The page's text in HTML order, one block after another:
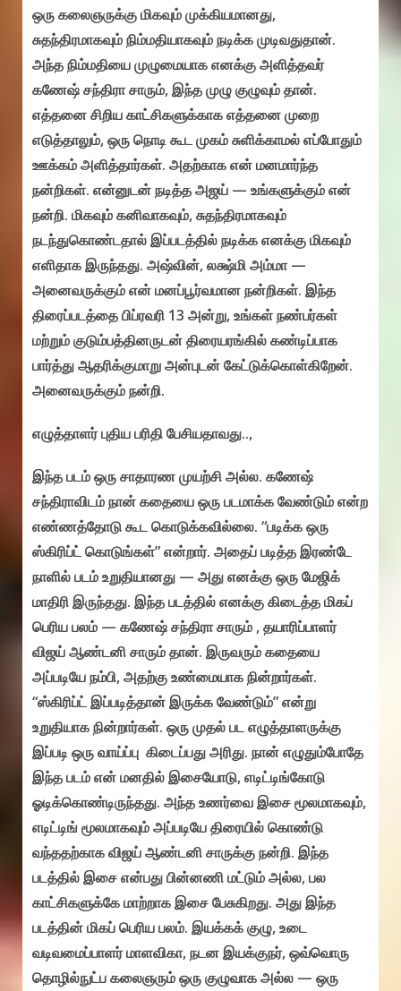
ஒரு கலைஞருக்கு மிகவும் முக்கியமானது,
சுதந்திரமாகவும் நிம்மதியாகவும் நடிக்க முடிவதுதான்.
அந்த நிம்மதியை முழுமையாக எனக்கு அளித்தவர்
கணேஷ் சந்திரா சாரும், இந்த முழு குழுவும் தான்.
எத்தனை சிறிய காட்சிகளுக்காக எத்தனை முறை
எடுத்தாலும், ஒரு நொடி கூட முகம் சுளிக்காமல் எப்போதும்
ஊக்கம் அளித்தார்கள். அதற்காக என் மனமார்ந்த
நன்றிகள். என்னுடன் நடித்த அஜய் — உங்களுக்கும் என்
நன்றி. மிகவும் கனிவாகவும், சுதந்திரமாகவும்
நடந்துகொண்டதால் இப்படத்தில் நடிக்க எனக்கு மிகவும்
எளிதாக இருந்தது. அஷ்வின், லக்ஷ்மி அம்மா —
அனைவருக்கும் என் மனப்பூர்வமான நன்றிகள். இந்த
திரைப்படத்தை பிப்ரவரி 13 அன்று, உங்கள் நண்பர்கள்
மற்றும் குடும்பத்தினருடன் திரையரங்கில் கண்டிப்பாக
பார்த்து ஆதரிக்குமாறு அன்புடன் கேட்டுக்கொள்கிறேன்.
அனைவருக்கும் நன்றி.
எழுத்தாளர் புதிய பரிதி பேசியதாவது..,
இந்த படம் ஒரு சாதாரண முயற்சி அல்ல. கணேஷ்
சந்திராவிடம் நான் கதையை ஒரு படமாக்க வேண்டும் என்ற
எண்ணத்தோடு கூட கொடுக்கவில்லை. “படிக்க ஒரு
ஸ்கிரிப்ட் கொடுங்கள்” என்றார். அதைப் படித்த இரண்டே
நாளில் படம் உறுதியானது — அது எனக்கு ஒரு மேஜிக்
மாதிரி இருந்தது. இந்த படத்தில் எனக்கு கிடைத்த மிகப்
பெரிய பலம் — கணேஷ் சந்திரா சாரும் , தயாரிப்பாளர்
விஜய் ஆண்டனி சாரும் தான். இருவரும் கதையை
அப்படியே நம்பி, அதற்கு உண்மையாக நின்றார்கள்.
“ஸ்கிரிப்ட் இப்படித்தான் இருக்க வேண்டும்” என்று
உறுதியாக நின்றார்கள். ஒரு முதல் பட எழுத்தாளருக்கு
இப்படி ஒரு வாய்ப்பு கிடைப்பது அரிது. நான் எழுதும்போதே
இந்த படம் என் மனதில் இசையோடு, எடிட்டிங்கோடு
ஓடிக்கொண்டிருந்தது. அந்த உணர்வை இசை மூலமாகவும்,
எடிட்டிங் மூலமாகவும் அப்படியே திரையில் கொண்டு
வந்ததற்காக விஜய் ஆண்டனி சாருக்கு நன்றி. இந்த
படத்தில் இசை என்பது பின்னணி மட்டும் அல்ல, பல
காட்சிகளுக்கே மாற்றாக இசை பேசுகிறது. அது இந்த
படத்தின் மிகப் பெரிய பலம். இயக்கக் குழு, உடை
வடிவமைப்பாளர் மாளவிகா, நடன இயக்குநர், ஒவ்வொரு
தொழில்நுட்ப கலைஞரும் ஒரு குழுவாக அல்ல — ஒரு